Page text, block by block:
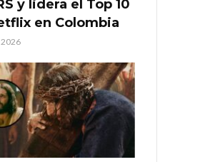
y lidera el Top 10
en Colombia
2026